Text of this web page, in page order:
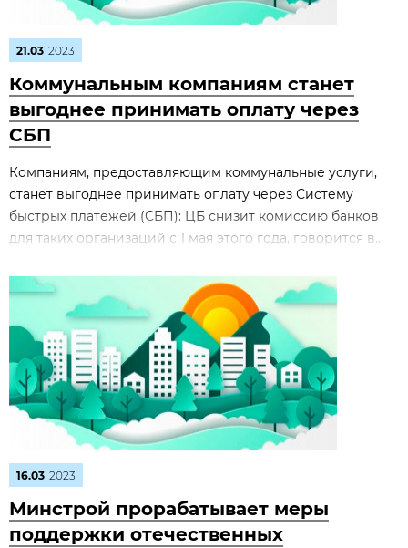
21.03 2023
Коммунальным компаниям станет
выгоднее принимать оплату через
СБП
Компаниям, предоставляющим коммунальные услуги,
станет выгоднее принимать оплату через Систему
быстрых платежей (СБП): ЦБ снизит комиссию банков
для таких организаций с 1 мая этого года, говорится в...
16.03 2023
Минстрой прорабатывает меры
поддержки отечественных